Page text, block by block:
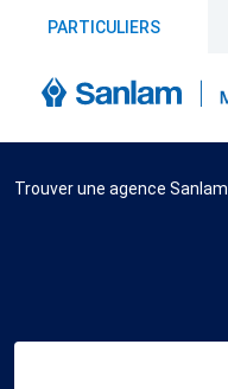
PARTICULIERS
Trouver une agence Sanlam